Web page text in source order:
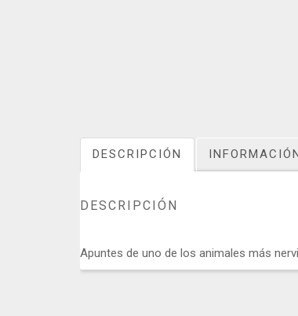
DESCRIPCIÓN
DESCRIPCIÓN
Apuntes de uno de los animales más